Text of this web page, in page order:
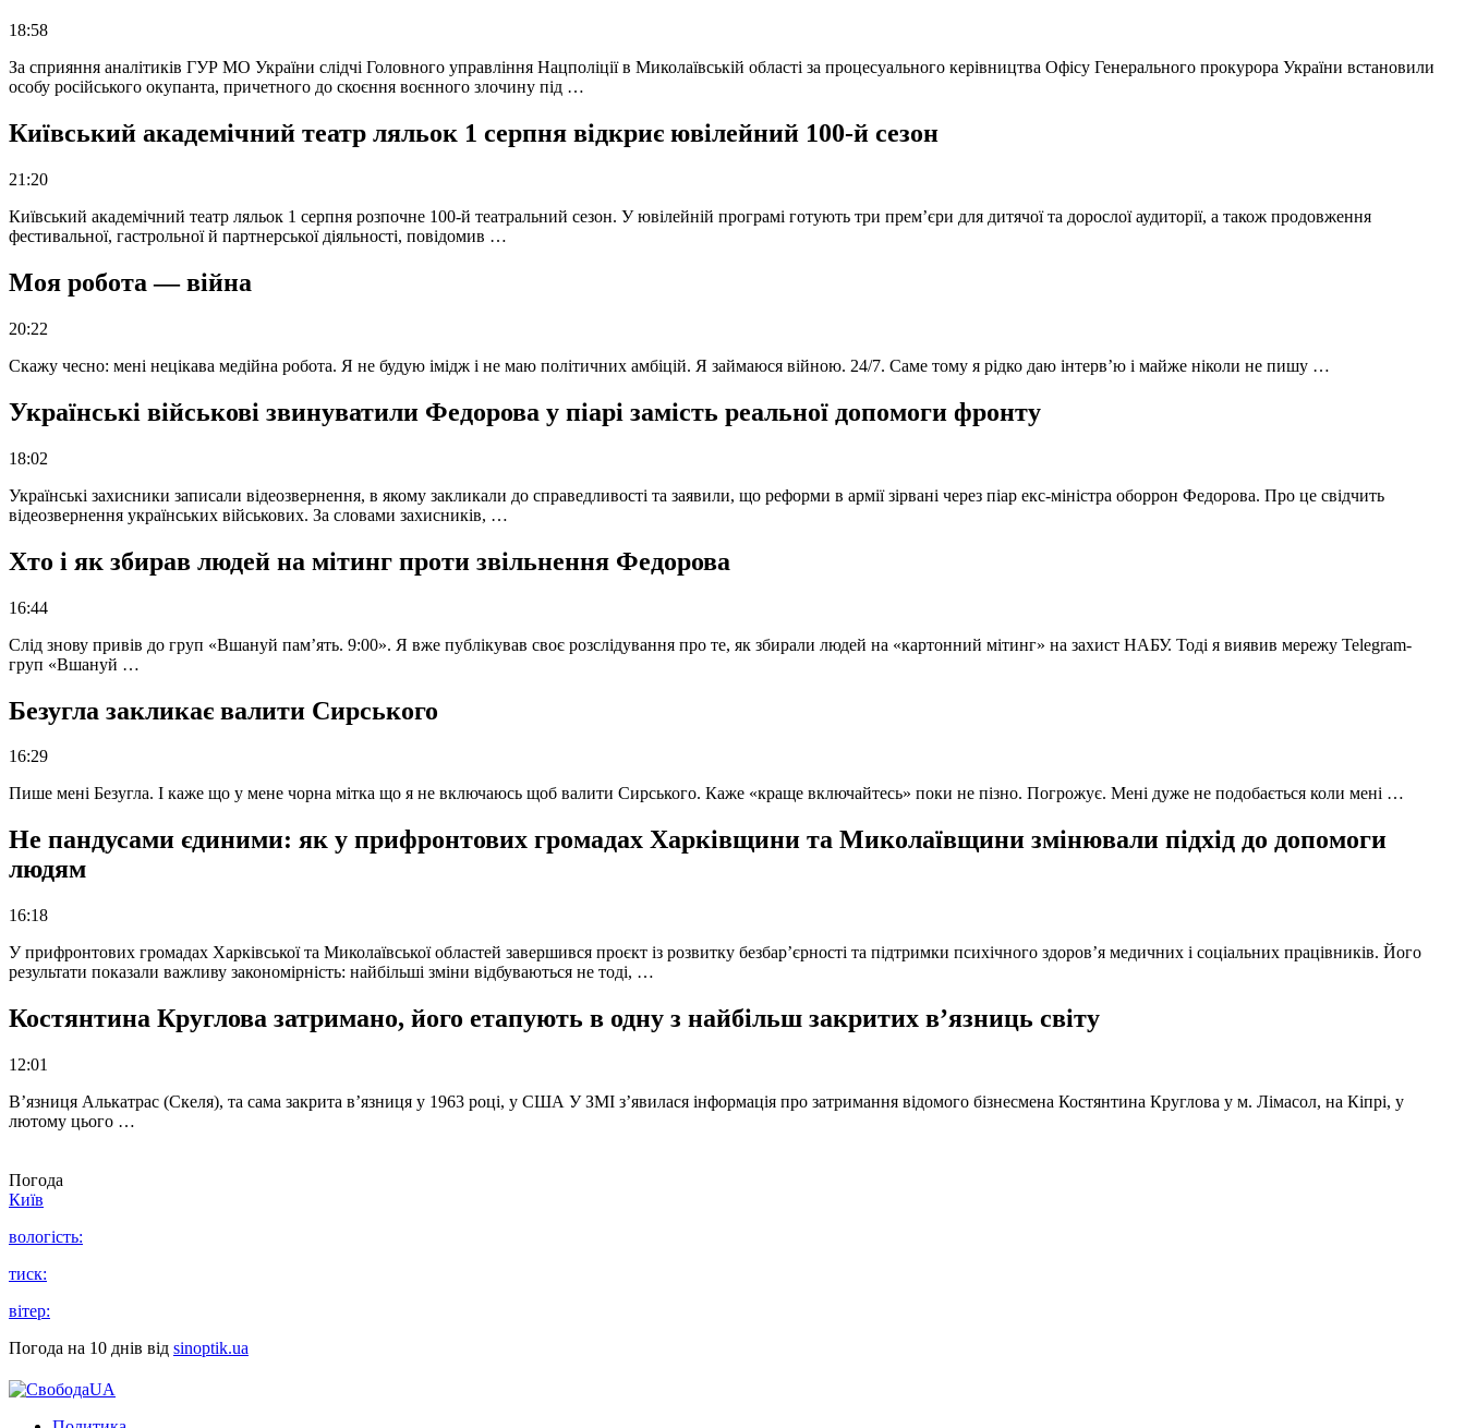
18:58
За сприяння аналітиків ГУР МО України слідчі Головного управління Нацполіції в Миколаївській області за процесуального керівництва Офісу Генерального прокурора України встановили
особу російського окупанта, причетного до скоєння воєнного злочину під …
Київський академічний театр ляльок 1 серпня відкриє ювілейний 100-й сезон
21:20
Київський академічний театр ляльок 1 серпня розпочне 100-й театральний сезон. У ювілейній програмі готують три прем’єри для дитячої та дорослої аудиторії, а також продовження
фестивальної, гастрольної й партнерської діяльності, повідомив …
Моя робота — війна
20:22
Скажу чесно: мені нецікава медійна робота. Я не будую імідж і не маю політичних амбіцій. Я займаюся війною. 24/7. Саме тому я рідко даю інтерв’ю і майже ніколи не пишу …
Українські військові звинуватили Федорова у піарі замість реальної допомоги фронту
18:02
Українські захисники записали відеозвернення, в якому закликали до справедливості та заявили, що реформи в армії зірвані через піар екс-міністра оборрон Федорова. Про це свідчить
відеозвернення українських військових. За словами захисників, …
Хто і як збирав людей на мітинг проти звільнення Федорова
16:44
Слід знову привів до груп «Вшануй пам’ять. 9:00». Я вже публікував своє розслідування про те, як збирали людей на «картонний мітинг» на захист НАБУ. Тоді я виявив мережу Telegram-
груп «Вшануй …
Безугла закликає валити Сирського
16:29
Пише мені Безугла. І каже що у мене чорна мітка що я не включаюсь щоб валити Сирського. Каже «краще включайтесь» поки не пізно. Погрожує. Мені дуже не подобається коли мені …
Не пандусами єдиними: як у прифронтових громадах Харківщини та Миколаївщини змінювали підхід до допомоги
людям
16:18
У прифронтових громадах Харківської та Миколаївської областей завершився проєкт із розвитку безбар’єрності та підтримки психічного здоров’я медичних і соціальних працівників. Його
результати показали важливу закономірність: найбільші зміни відбуваються не тоді, …
Костянтина Круглова затримано, його етапують в одну з найбільш закритих в’язниць світу
12:01
В’язниця Алькатрас (Скеля), та сама закрита в’язниця у 1963 році, у США У ЗМІ з’явилася інформація про затримання відомого бізнесмена Костянтина Круглова у м. Лімасол, на Кіпрі, у
лютому цього …
Погода
Київ
вологість:
тиск:
вітер:
Погода на 10 днів від sinoptik.ua